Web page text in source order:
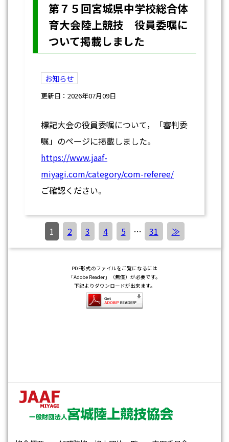
第７５回宮城県中学校総合体
育大会陸上競技 役員委嘱に
ついて掲載しました
お知らせ
更新日：2026年07月09日
標記大会の役員委嘱について，「審判委
嘱」のページに掲載しました。
https://www.jaaf-
miyagi.com/category/com-referee/
ご確認ください。
1 2 3 4 5 … 31 ≫
PDF形式のファイルをご覧になるには
「Adobe Reader」（無償）が必要です。
下記よりダウンロードが出来ます。